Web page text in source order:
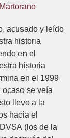
acusado y leído
historia
en el
historia
en el 1999
se veía
llevo a la
hacia el
(los de la